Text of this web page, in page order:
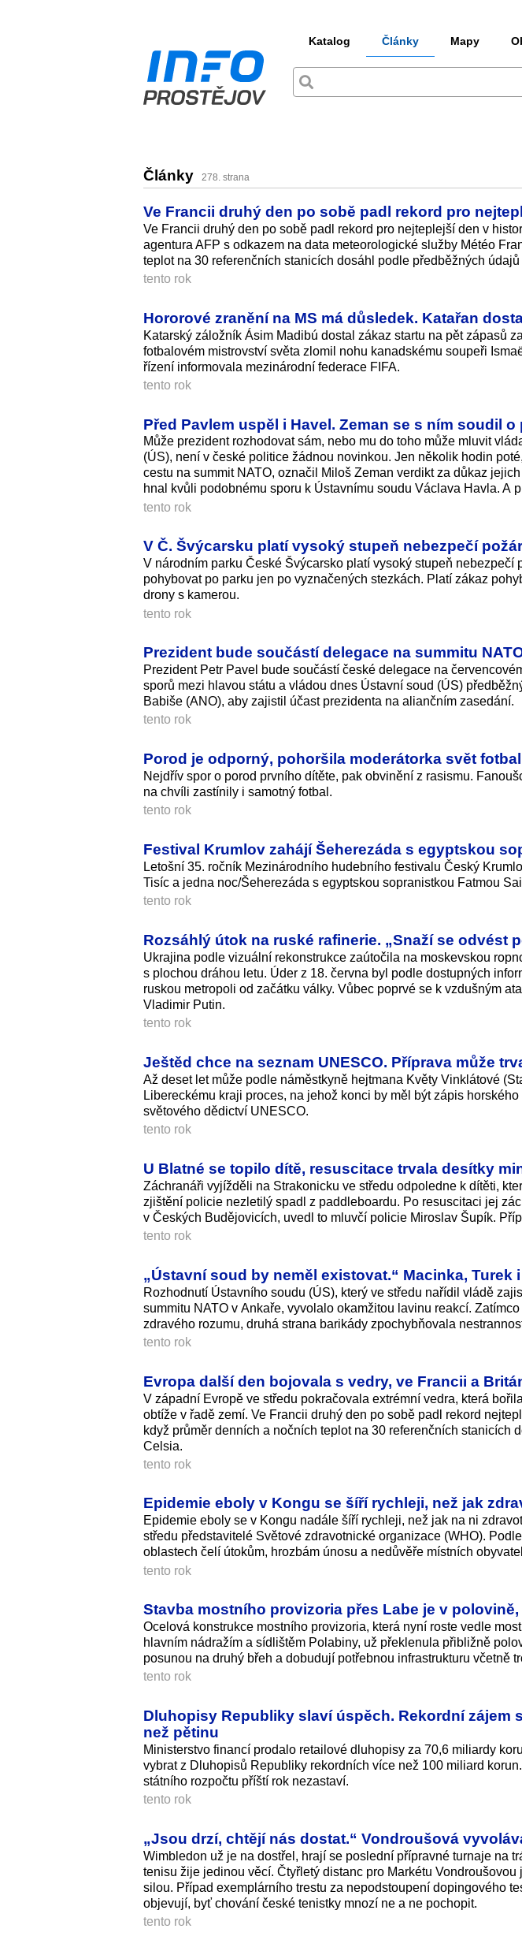
Katalog Články Mapy
Články 278. strana
Ve Francii druhý den po sobě padl rekord pro
Ve Francii druhý den po sobě padl rekord pro nejteplejší den v
agentura AFP s odkazem na data meteorologické služby Météo
teplot na 30 referenčních stanicích dosáhl podle předběžných
tento rok
Hororové zranění na MS má důsledek. Katařan
Katarský záložník Ásim Madibú dostal zákaz startu na pět zápasů
fotbalovém mistrovství světa zlomil nohu kanadskému soupeři
řízení informovala mezinárodní federace FIFA.
tento rok
Před Pavlem uspěl i Havel. Zeman se s ním soudil
Může prezident rozhodovat sám, nebo mu do toho může mluvit
(ÚS), není v české politice žádnou novinkou. Jen několik hodin
cestu na summit NATO, označil Miloš Zeman verdikt za důkaz
hnal kvůli podobnému sporu k Ústavnímu soudu Václava Havla. A
tento rok
V Č. Švýcarsku platí vysoký stupeň nebezpečí
V národním parku České Švýcarsko platí vysoký stupeň nebezpečí
pohybovat po parku jen po vyznačených stezkách. Platí zákaz
drony s kamerou.
tento rok
Prezident bude součástí delegace na summitu
Prezident Petr Pavel bude součástí české delegace na
sporů mezi hlavou státu a vládou dnes Ústavní soud (ÚS)
Babiše (ANO), aby zajistil účast prezidenta na aliančním zasedání.
tento rok
Porod je odporný, pohoršila moderátorka svět
Nejdřív spor o porod prvního dítěte, pak obvinění z rasismu.
na chvíli zastínily i samotný fotbal.
tento rok
Festival Krumlov zahájí Šeherezáda s egyptskou
Letošní 35. ročník Mezinárodního hudebního festivalu Český
Tisíc a jedna noc/Šeherezáda s egyptskou sopranistkou Fatmou
tento rok
Rozsáhlý útok na ruské rafinerie. „Snaží se odvést
Ukrajina podle vizuální rekonstrukce zaútočila na moskevskou
s plochou dráhou letu. Úder z 18. června byl podle dostupných
ruskou metropoli od začátku války. Vůbec poprvé se k vzdušným
Vladimir Putin.
tento rok
Ještěd chce na seznam UNESCO. Příprava může
Až deset let může podle náměstkyně hejtmana Květy Vinklátové
Libereckému kraji proces, na jehož konci by měl být zápis
světového dědictví UNESCO.
tento rok
U Blatné se topilo dítě, resuscitace trvala desítky
Záchranáři vyjížděli na Strakonicku ve středu odpoledne k dítěti,
zjištění policie nezletilý spadl z paddleboardu. Po resuscitaci jej
v Českých Budějovicích, uvedl to mluvčí policie Miroslav Šupík.
tento rok
„Ústavní soud by neměl existovat.“ Macinka,
Rozhodnutí Ústavního soudu (ÚS), který ve středu nařídil vládě
summitu NATO v Ankaře, vyvolalo okamžitou lavinu reakcí.
zdravého rozumu, druhá strana barikády zpochybňovala
tento rok
Evropa další den bojovala s vedry, ve Francii a
V západní Evropě ve středu pokračovala extrémní vedra, která
obtíže v řadě zemí. Ve Francii druhý den po sobě padl rekord
když průměr denních a nočních teplot na 30 referenčních stanicích
Celsia.
tento rok
Epidemie eboly v Kongu se šíří rychleji, než jak
Epidemie eboly se v Kongu nadále šíří rychleji, než jak na ni
středu představitelé Světové zdravotnické organizace (WHO).
oblastech čelí útokům, hrozbám únosu a nedůvěře místních
tento rok
Stavba mostního provizoria přes Labe je v
Ocelová konstrukce mostního provizoria, která nyní roste vedle
hlavním nádražím a sídlištěm Polabiny, už překlenula přibližně
posunou na druhý břeh a dobudují potřebnou infrastrukturu včetně
tento rok
Dluhopisy Republiky slaví úspěch. Rekordní zájem
než pětinu
Ministerstvo financí prodalo retailové dluhopisy za 70,6 miliardy
vybrat z Dluhopisů Republiky rekordních více než 100 miliard
státního rozpočtu příští rok nezastaví.
tento rok
„Jsou drzí, chtějí nás dostat.“ Vondroušová
Wimbledon už je na dostřel, hrají se poslední přípravné turnaje na
tenisu žije jedinou věcí. Čtyřletý distanc pro Markétu
silou. Případ exemplárního trestu za nepodstoupení dopingového
objevují, byť chování české tenistky mnozí ne a ne pochopit.
tento rok